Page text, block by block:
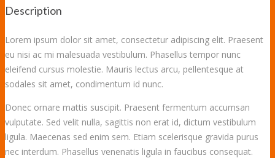
Description
Lorem ipsum dolor sit amet, consectetur adipiscing elit. Praesent
eu nisi ac mi malesuada vestibulum. Phasellus tempor nunc
eleifend cursus molestie. Mauris lectus arcu, pellentesque at
sodales sit amet, condimentum id nunc.
Donec ornare mattis suscipit. Praesent fermentum accumsan
vulputate. Sed velit nulla, sagittis non erat id, dictum vestibulum
ligula. Maecenas sed enim sem. Etiam scelerisque gravida purus
nec interdum. Phasellus venenatis ligula in faucibus consequat.